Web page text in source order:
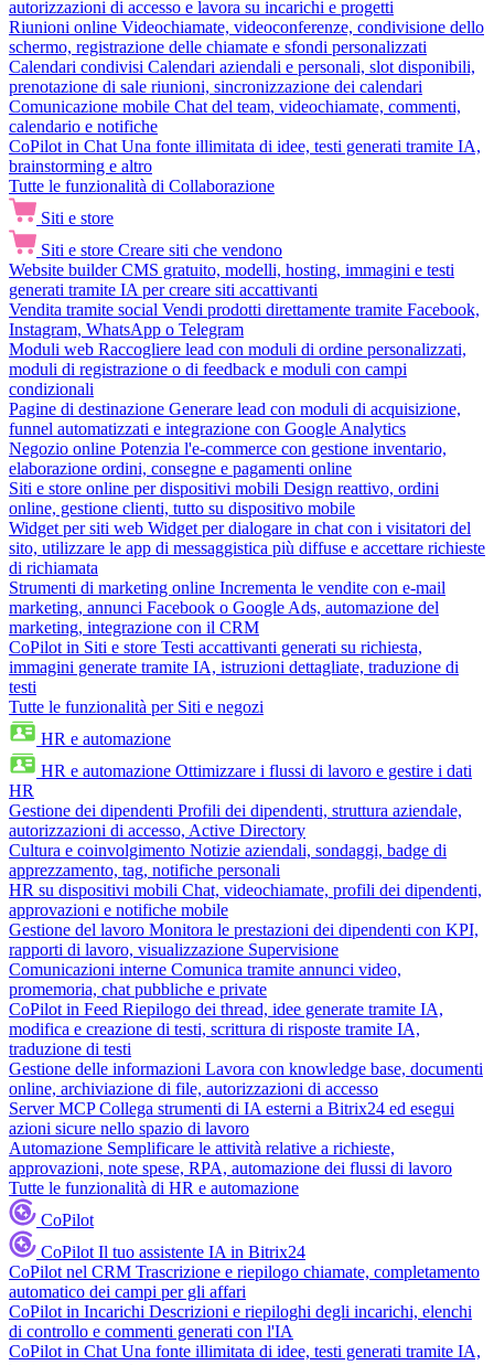
autorizzazioni di accesso e lavora su incarichi e progetti
Riunioni online Videochiamate, videoconferenze, condivisione dello
schermo, registrazione delle chiamate e sfondi personalizzati
Calendari condivisi Calendari aziendali e personali, slot disponibili,
prenotazione di sale riunioni, sincronizzazione dei calendari
Comunicazione mobile Chat del team, videochiamate, commenti,
calendario e notifiche
CoPilot in Chat Una fonte illimitata di idee, testi generati tramite IA,
brainstorming e altro
Tutte le funzionalità di Collaborazione
Siti e store
Siti e store Creare siti che vendono
Website builder CMS gratuito, modelli, hosting, immagini e testi
generati tramite IA per creare siti accattivanti
Vendita tramite social Vendi prodotti direttamente tramite Facebook,
Instagram, WhatsApp o Telegram
Moduli web Raccogliere lead con moduli di ordine personalizzati,
moduli di registrazione o di feedback e moduli con campi
condizionali
Pagine di destinazione Generare lead con moduli di acquisizione,
funnel automatizzati e integrazione con Google Analytics
Negozio online Potenzia l'e-commerce con gestione inventario,
elaborazione ordini, consegne e pagamenti online
Siti e store online per dispositivi mobili Design reattivo, ordini
online, gestione clienti, tutto su dispositivo mobile
Widget per siti web Widget per dialogare in chat con i visitatori del
sito, utilizzare le app di messaggistica più diffuse e accettare richieste
di richiamata
Strumenti di marketing online Incrementa le vendite con e-mail
marketing, annunci Facebook o Google Ads, automazione del
marketing, integrazione con il CRM
CoPilot in Siti e store Testi accattivanti generati su richiesta,
immagini generate tramite IA, istruzioni dettagliate, traduzione di
testi
Tutte le funzionalità per Siti e negozi
HR e automazione
HR e automazione Ottimizzare i flussi di lavoro e gestire i dati
HR
Gestione dei dipendenti Profili dei dipendenti, struttura aziendale,
autorizzazioni di accesso, Active Directory
Cultura e coinvolgimento Notizie aziendali, sondaggi, badge di
apprezzamento, tag, notifiche personali
HR su dispositivi mobili Chat, videochiamate, profili dei dipendenti,
approvazioni e notifiche mobile
Gestione del lavoro Monitora le prestazioni dei dipendenti con KPI,
rapporti di lavoro, visualizzazione Supervisione
Comunicazioni interne Comunica tramite annunci video,
promemoria, chat pubbliche e private
CoPilot in Feed Riepilogo dei thread, idee generate tramite IA,
modifica e creazione di testi, scrittura di risposte tramite IA,
traduzione di testi
Gestione delle informazioni Lavora con knowledge base, documenti
online, archiviazione di file, autorizzazioni di accesso
Server MCP Collega strumenti di IA esterni a Bitrix24 ed esegui
azioni sicure nello spazio di lavoro
Automazione Semplificare le attività relative a richieste,
approvazioni, note spese, RPA, automazione dei flussi di lavoro
Tutte le funzionalità di HR e automazione
CoPilot
CoPilot Il tuo assistente IA in Bitrix24
CoPilot nel CRM Trascrizione e riepilogo chiamate, completamento
automatico dei campi per gli affari
CoPilot in Incarichi Descrizioni e riepiloghi degli incarichi, elenchi
di controllo e commenti generati con l'IA
CoPilot in Chat Una fonte illimitata di idee, testi generati tramite IA,